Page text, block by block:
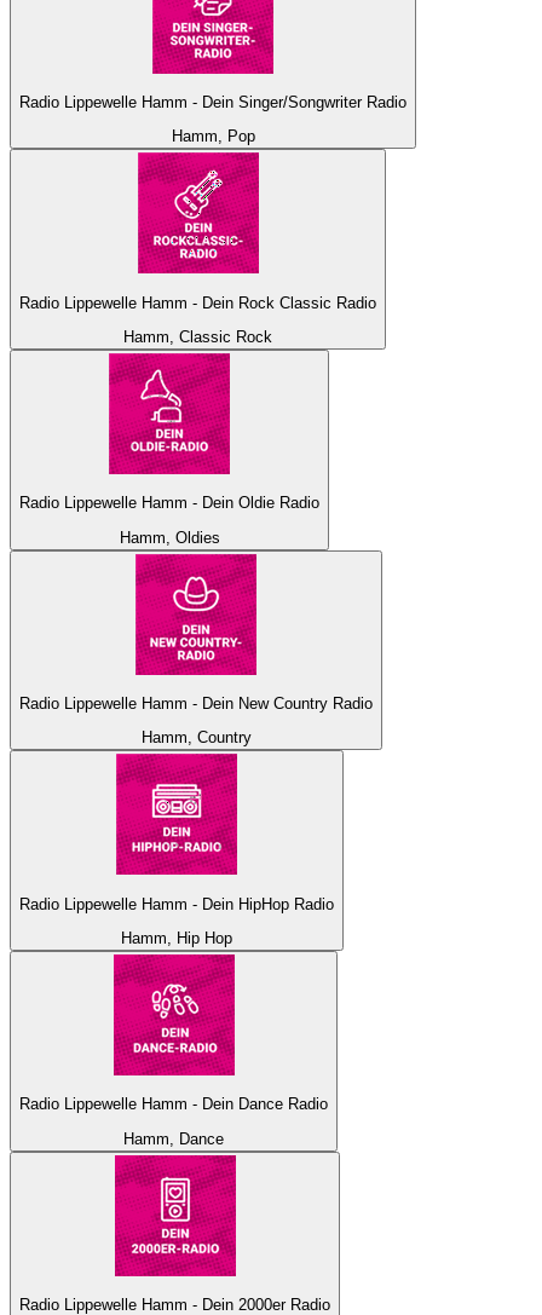
Radio Lippewelle Hamm - Dein Singer/Songwriter Radio
Hamm, Pop
Radio Lippewelle Hamm - Dein Rock Classic Radio
Hamm, Classic Rock
Radio Lippewelle Hamm - Dein Oldie Radio
Hamm, Oldies
Radio Lippewelle Hamm - Dein New Country Radio
Hamm, Country
Radio Lippewelle Hamm - Dein HipHop Radio
Hamm, Hip Hop
Radio Lippewelle Hamm - Dein Dance Radio
Hamm, Dance
Radio Lippewelle Hamm - Dein 2000er Radio